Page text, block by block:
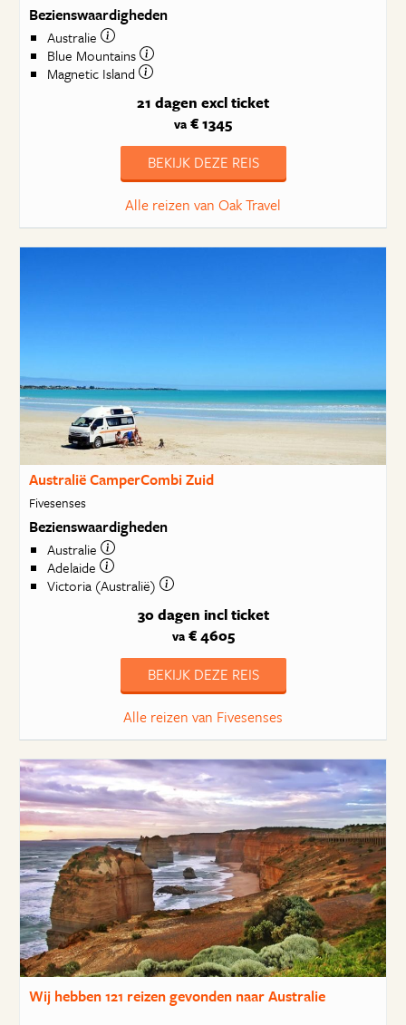
Bezienswaardigheden
Australie
Blue Mountains
Magnetic Island
21 dagen excl ticket
va € 1345
BEKIJK DEZE REIS
Alle reizen van Oak Travel
Australië CamperCombi Zuid
Fivesenses
Bezienswaardigheden
Australie
Adelaide
Victoria (Australië)
30 dagen incl ticket
va€ 4605
BEKIJK DEZE REIS
Alle reizen van Fivesenses
Wij hebben121 reizengevonden naar Australie